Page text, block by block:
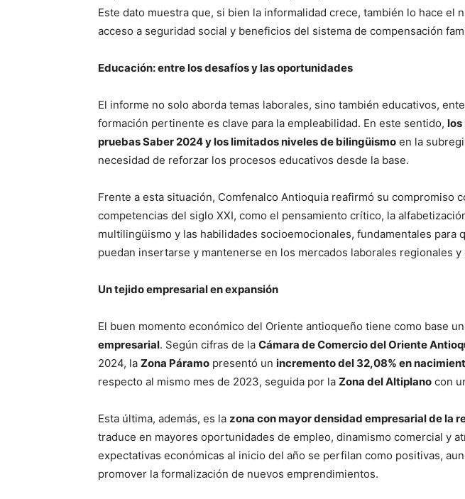
Periódico
El Rionegrero
Este dato muestra que, si bien la informalidad crece, también lo hace el
acceso a seguridad social y beneficios del sistema de compensación
Educación: entre los desafíos y las oportunidades
El informe no solo aborda temas laborales, sino también educativos,
formación pertinente es clave para la empleabilidad. En este sentido, los
pruebas Saber 2024 y los limitados niveles de bilingüismo en la
necesidad de reforzar los procesos educativos desde la base.
Frente a esta situación, Comfenalco Antioquia reafirmó su compromiso
competencias del siglo XXI, como el pensamiento crítico, la
multilingüismo y las habilidades socioemocionales, fundamentales para
puedan insertarse y mantenerse en los mercados laborales regionales y
Un tejido empresarial en expansión
El buen momento económico del Oriente antioqueño tiene como base un
empresarial. Según cifras de la Cámara de Comercio del Oriente
2024, la Zona Páramo presentó un incremento del 32,08% en
respecto al mismo mes de 2023, seguida por la Zona del Altiplano con
Esta última, además, es la zona con mayor densidad empresarial de la
traduce en mayores oportunidades de empleo, dinamismo comercial y
expectativas económicas al inicio del año se perfilan como positivas,
promover la formalización de nuevos emprendimientos.